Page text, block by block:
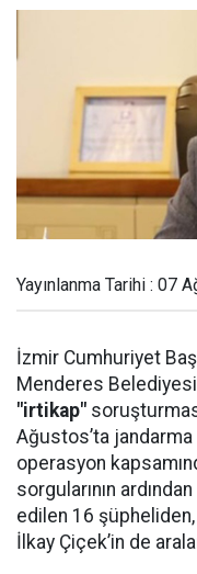
Yayınlanma Tarihi : 07
İzmir Cumhuriyet
Menderes
"irtikap"
Ağustos’ta
operasyon
sorgularının
edilen 16
İlkay Çiçek’in de